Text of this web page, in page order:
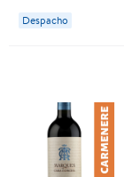
Despacho